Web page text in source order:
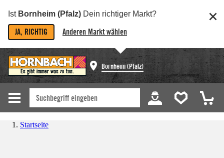
Ist Bornheim (Pfalz) Dein richtiger Markt?
JA, RICHTIG Anderen Markt wählen
Bornheim (Pfalz)
Startseite